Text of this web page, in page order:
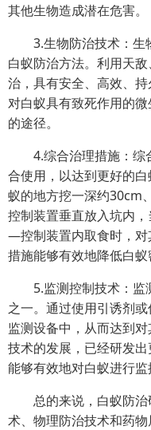
其他生物造成潜在危害。
3.生物防治技术：生
白蚁防治方法。利用天
治，具有安全、高效、
对白蚁具有致死作用的
的途径。
4.综合治理措施：综
合使用，以达到更好的
蚁的地方挖一深约30cm
控制装置垂直放入坑内
—控制装置内取食时，对
措施能够有效地降低白蚁
5.监测控制技术：监
之一。通过使用引诱剂
监测设备中，从而达到
技术的发展，已经研发
能够有效地对白蚁进行监
总的来说，白蚁防治
术、物理防治技术和药